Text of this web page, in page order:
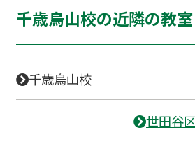
千歳烏山校の近隣の教室
千歳烏山校
世田谷